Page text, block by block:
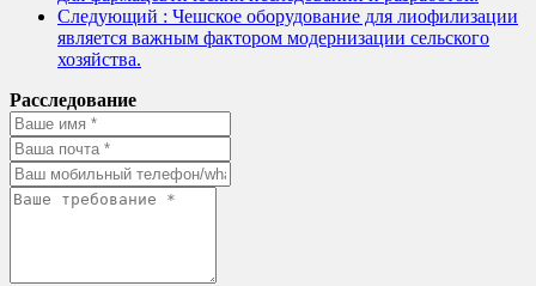
Следующий : Чешское оборудование для лиофилизации
является важным фактором модернизации сельского
хозяйства.
Расследование